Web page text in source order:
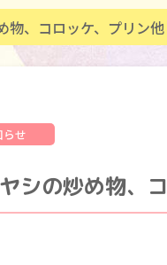
物、コロッケ、プリン他
らせ
シの炒め物、